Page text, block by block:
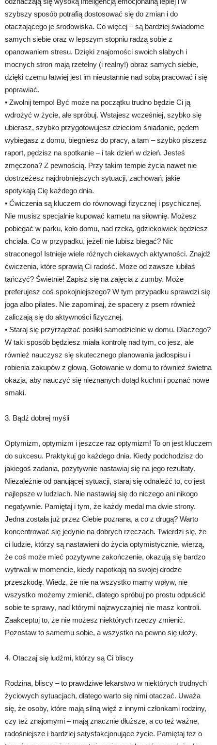
szybszy sposób potrafią dostosować się do zmian i do
otaczającego je środowiska. Co więcej – są bardziej świadome
samych siebie oraz w lepszym stopniu radzą sobie z
opanowaniem stresu. Dzięki znajomości swoich słabych i
mocnych stron mają rzetelny (i realny!) obraz samych siebie,
dzięki czemu łatwiej jest im nieustannie nad sobą pracować i się
poprawiać.
• Zwolnij tempo! Być może na początku trudno będzie Ci ją
wdrożyć w życie, ale spróbuj. Wstajesz wcześniej, szybko się
ubierasz, szybko przygotowujesz dzieciom śniadanie, pędem
wybiegasz z domu, biegniesz do pracy, a tam – szybko piszesz
raport, pędzisz na spotkanie – i tak dzień w dzień. Jesteś
zmęczona? Z pewnością. Przy takim tempie życia nawet nie
dostrzeżesz najdrobniejszych sytuacji, zachowań, jakie
spotykają Cię każdego dnia.
• Ćwiczenia są kluczem do równowagi fizycznej i psychicznej.
Nie musisz specjalnie kupować karnetu na siłownię. Możesz
pobiegać w parku, koło domu, nad rzeką, gdziekolwiek będziesz
chciała. Co w przypadku, jeżeli nie lubisz biegać? Nic
straconego! Istnieje wiele różnych ciekawych aktywności. Znajdź
ćwiczenia, które sprawią Ci radość. Może od zawsze lubiłaś
tańczyć? Świetnie! Zapisz się na zajęcia z zumby. Może
preferujesz coś spokojniejszego? W tym przypadku sprawdzi się
joga albo pilates. Nie zapominaj, że spacery z psem również
zaliczają się do aktywności fizycznej.
• Staraj się przyrządzać posiłki samodzielnie w domu. Dlaczego?
W taki sposób będziesz miała kontrolę nad tym, co jesz, ale
również nauczysz się skutecznego planowania jadłospisu i
robienia zakupów z głową. Gotowanie w domu to również świetna
okazja, aby nauczyć się nieznanych dotąd kuchni i poznać nowe
smaki.
3. Bądź dobrej myśli
Optymizm, optymizm i jeszcze raz optymizm! To on jest kluczem
do sukcesu. Praktykuj go każdego dnia. Kiedy podchodzisz do
jakiegoś zadania, pozytywnie nastawiaj się na jego rezultaty.
Niezależnie od panującej sytuacji, staraj się odnaleźć to, co jest
najlepsze w ludziach. Nie nastawiaj się do niczego ani nikogo
negatywnie. Pamiętaj i tym, że każdy medal ma dwie strony.
Jedna została już przez Ciebie poznana, a co z drugą? Warto
koncentrować się jedynie na dobrych rzeczach. Twierdzi się, że
ci ludzie, którzy są nastawieni do życia optymistycznie, wierzą,
że coś może mieć pozytywne zakończenie, okazują się bardzo
wytrwali w momencie, kiedy napotkają na swojej drodze
przeszkodę. Wiedz, że nie na wszystko mamy wpływ, nie
wszystko możemy zmienić, dlatego spróbuj po prostu odpuścić
sobie te sprawy, nad którymi najzwyczajniej nie masz kontroli.
Zaakceptuj to, że nie możesz niektórych rzeczy zmienić.
Pozostaw to samemu sobie, a wszystko na pewno się ułoży.
4. Otaczaj się ludźmi, którzy są Ci bliscy
Rodzina, bliscy – to prawdziwe lekarstwo w niektórych trudnych
życiowych sytuacjach, dlatego warto się nimi otaczać. Uważa
się, że osoby, które mają silną więź z innymi członkami rodziny,
czy też znajomymi – mają znacznie dłuższe, a co też ważne,
radośniejsze i bardziej satysfakcjonujące życie. Pamiętaj też o